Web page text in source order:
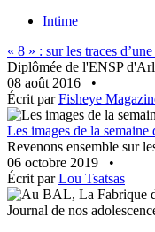
Intime
« 8 » : sur les traces
Diplômée de l'ENSP
08 août 2016
•
Écrit parFisheye
Les images de la
Revenons ensemble sur
06 octobre 2019
•
Écrit parLou Tsatsas
Journal de nos